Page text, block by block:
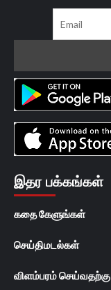
இதர பக்கங்கள்
கதை கேளுங்கள்
செய்திமடல்கள்
விளம்பரம் செய்வதற்கு